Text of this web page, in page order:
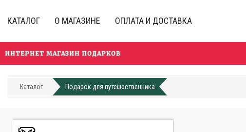
основному
КАТАЛОГ О МАГАЗИНЕ ОПЛАТА И ДОСТАВКА
ИНТЕРНЕТ МАГАЗИН ПОДАРКОВ
Каталог Подарок для путешественника